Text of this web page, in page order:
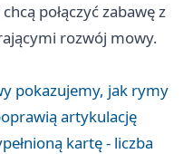
połączyć zabawę z
rozwój mowy.
pokazujemy, jak rymy
artykulację
kartę - liczba